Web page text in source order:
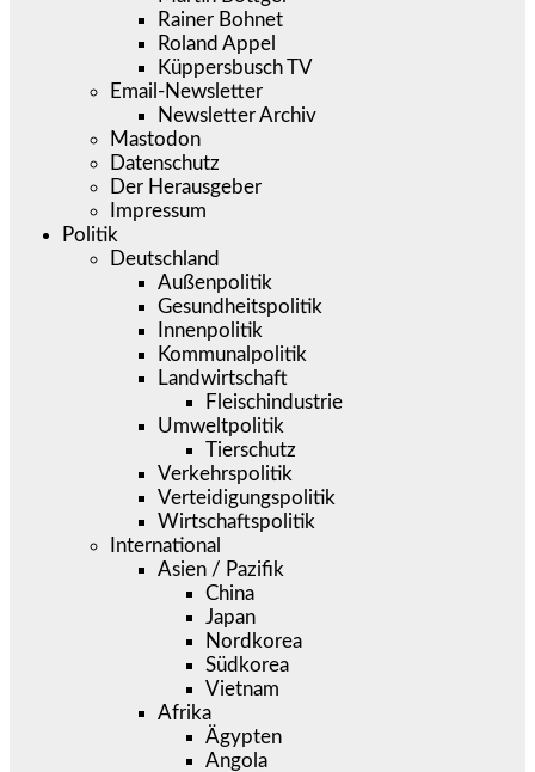
Rainer Bohnet
Roland Appel
Küppersbusch TV
Email-Newsletter
Newsletter Archiv
Mastodon
Datenschutz
Der Herausgeber
Impressum
Politik
Deutschland
Außenpolitik
Gesundheitspolitik
Innenpolitik
Kommunalpolitik
Landwirtschaft
Fleischindustrie
Umweltpolitik
Tierschutz
Verkehrspolitik
Verteidigungspolitik
Wirtschaftspolitik
International
Asien / Pazifik
China
Japan
Nordkorea
Südkorea
Vietnam
Afrika
Ägypten
Angola